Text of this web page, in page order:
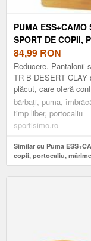
PUMA ESS+CAMO
SPORT DE COPII,
84,99 RON
Reducere. Pantalonii
TR B DESERT CLAY
plăcut, care oferă
bărbați, puma,
timp liber, portocaliu
sportisimo.ro
Similar cu Puma
copii, portocaliu, mărime